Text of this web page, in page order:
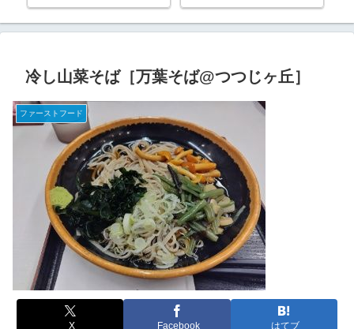
冷し山菜そば［万葉そば@つつじヶ丘］
ファーストフード
X Facebook はてブ